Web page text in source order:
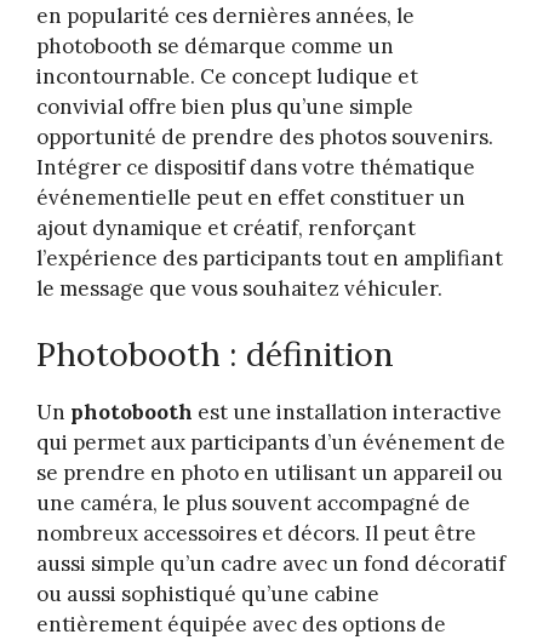
en popularité ces dernières années, le
photobooth se démarque comme un
incontournable. Ce concept ludique et
convivial offre bien plus qu’une simple
opportunité de prendre des photos souvenirs.
Intégrer ce dispositif dans votre thématique
événementielle peut en effet constituer un
ajout dynamique et créatif, renforçant
l’expérience des participants tout en amplifiant
le message que vous souhaitez véhiculer.
Photobooth : définition
Un photobooth est une installation interactive
qui permet aux participants d’un événement de
se prendre en photo en utilisant un appareil ou
une caméra, le plus souvent accompagné de
nombreux accessoires et décors. Il peut être
aussi simple qu’un cadre avec un fond décoratif
ou aussi sophistiqué qu’une cabine
entièrement équipée avec des options de